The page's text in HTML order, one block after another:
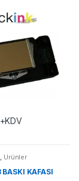
+KDV
Ürünler
KAFASI